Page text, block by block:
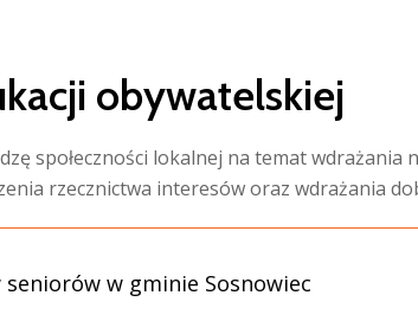
obywatelskiej
społeczności lokalnej na temat wdrażania
rzecznictwa interesów oraz wdrażania
w gminie Sosnowiec